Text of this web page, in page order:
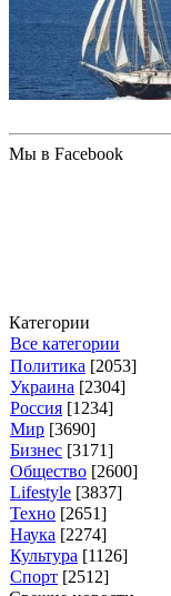
Мы в Facebook
Категории
Все категории
Политика [2053]
Украина [2304]
Россия [1234]
Мир [3690]
Бизнес [3171]
Общество [2600]
Lifestyle [3837]
Техно [2651]
Наука [2274]
Культура [1126]
Спорт [2512]